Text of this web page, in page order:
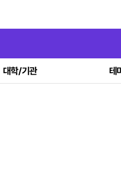
대학/기관 테